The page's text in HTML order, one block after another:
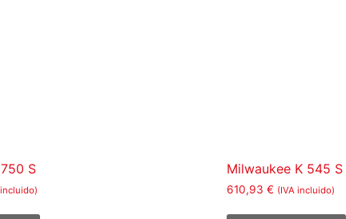
S Milwaukee K 545 S
610,93 € (IVA incluido)